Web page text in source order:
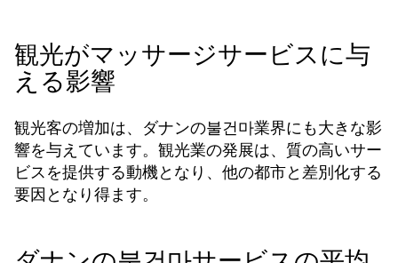
観光がマッサージサービスに与
える影響
観光客の増加は、ダナンの불건마業界にも大きな影
響を与えています。観光業の発展は、質の高いサー
ビスを提供する動機となり、他の都市と差別化する
要因となり得ます。